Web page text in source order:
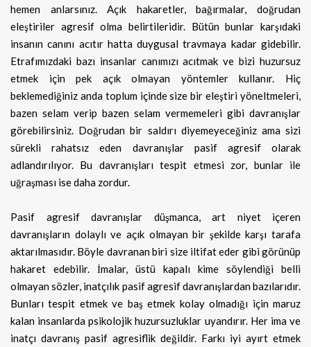
hemen anlarsınız. Açık hakaretler, bağırmalar, doğrudan
eleştiriler agresif olma belirtileridir. Bütün bunlar karşıdaki
insanın canını acıtır hatta duygusal travmaya kadar gidebilir.
Etrafımızdaki bazı insanlar canımızı acıtmak ve bizi huzursuz
etmek için pek açık olmayan yöntemler kullanır. Hiç
beklemediğiniz anda toplum içinde size bir eleştiri yöneltmeleri,
bazen selam verip bazen selam vermemeleri gibi davranışlar
görebilirsiniz. Doğrudan bir saldırı diyemeyeceğiniz ama sizi
sürekli rahatsız eden davranışlar pasif agresif olarak
adlandırılıyor. Bu davranışları tespit etmesi zor, bunlar ile
uğraşması ise daha zordur.
Pasif agresif davranışlar düşmanca, art niyet içeren
davranışların dolaylı ve açık olmayan bir şekilde karşı tarafa
aktarılmasıdır. Böyle davranan biri size iltifat eder gibi görünüp
hakaret edebilir. İmalar, üstü kapalı kime söylendiği belli
olmayan sözler, inatçılık pasif agresif davranışlardan bazılarıdır.
Bunları tespit etmek ve baş etmek kolay olmadığı için maruz
kalan insanlarda psikolojik huzursuzluklar uyandırır. Her ima ve
inatçı davranış pasif agresiflik değildir. Farkı iyi ayırt etmek